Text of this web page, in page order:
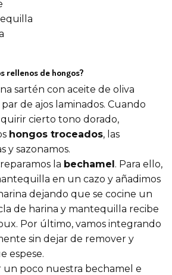
rellenos de hongos?
sartén con aceite de oliva
de ajos laminados. Cuando
cierto tono dorado,
hongos troceados, las
y sazonamos.
la bechamel. Para ello,
en un cazo y añadimos
dejando que se cocine un
de harina y mantequilla recibe
Por último, vamos integrando
sin dejar de remover y
espese.
un poco nuestra bechamel e